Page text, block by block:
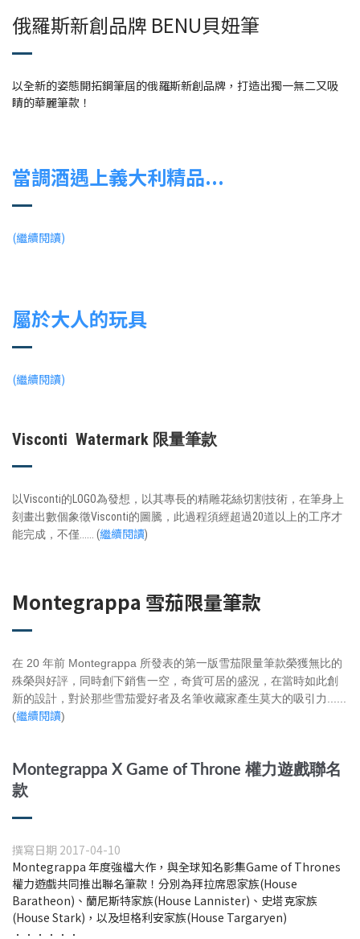
俄羅斯新創品牌 BENU貝妞筆
以全新的姿態開拓鋼筆屆的俄羅斯新創品牌，打造出獨一無二又吸
睛的華麗筆款！
當調酒遇上義大利精品...
(繼續閱讀)
屬於大人的玩具
(繼續閱讀)
Visconti Watermark 限量筆款
以Visconti的LOGO為發想，以其專長的精雕花絲切割技術，在筆身上
刻畫出數個象徵Visconti的圖騰，此過程須經超過20道以上的工序才
能完成，不僅...... (繼續閱讀)
Montegrappa 雪茄限量筆款
在 20 年前 Montegrappa 所發表的第一版雪茄限量筆款榮獲無比的
殊榮與好評，同時創下銷售一空，奇貨可居的盛況，在當時如此創
新的設計，對於那些雪茄愛好者及名筆收藏家產生莫大的吸引力......
(繼續閱讀)
Montegrappa X Game of Throne 權力遊戲聯名
款
撰寫日期 2017-04-10
Montegrappa 年度強檔大作，與全球知名影集Game of Thrones
權力遊戲共同推出聯名筆款！分別為拜拉席恩家族(House
Baratheon)、蘭尼斯特家族(House Lannister)、史塔克家族
(House Stark)，以及坦格利安家族(House Targaryen)
．．．．．．